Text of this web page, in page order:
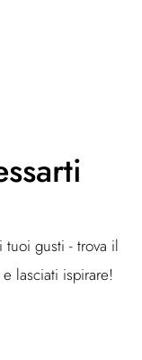
gusti - trova il
lasciati ispirare!